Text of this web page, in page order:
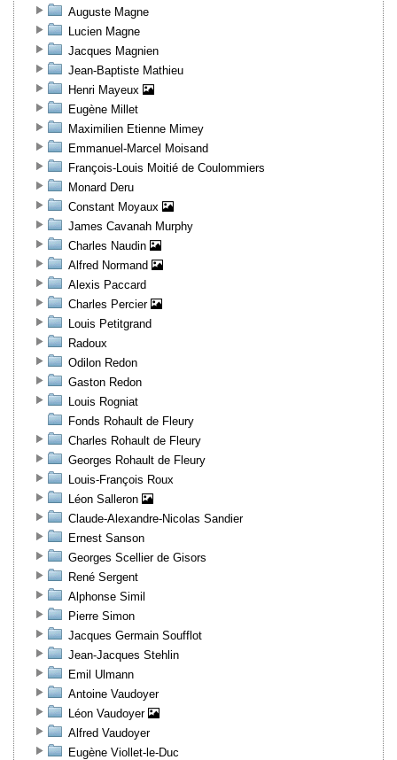
Auguste Magne
Lucien Magne
Jacques Magnien
Jean-Baptiste Mathieu
Henri Mayeux
Eugène Millet
Maximilien Etienne Mimey
Emmanuel-Marcel Moisand
François-Louis Moitié de Coulommiers
Monard Deru
Constant Moyaux
James Cavanah Murphy
Charles Naudin
Alfred Normand
Alexis Paccard
Charles Percier
Louis Petitgrand
Radoux
Odilon Redon
Gaston Redon
Louis Rogniat
Fonds Rohault de Fleury
Charles Rohault de Fleury
Georges Rohault de Fleury
Louis-François Roux
Léon Salleron
Claude-Alexandre-Nicolas Sandier
Ernest Sanson
Georges Scellier de Gisors
René Sergent
Alphonse Simil
Pierre Simon
Jacques Germain Soufflot
Jean-Jacques Stehlin
Emil Ulmann
Antoine Vaudoyer
Léon Vaudoyer
Alfred Vaudoyer
Eugène Viollet-le-Duc